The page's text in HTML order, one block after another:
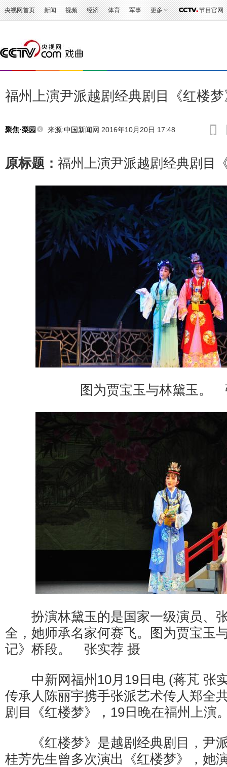
央视网首页 新闻 视频 经济 体育 军事 更多 节目官网
福州上演尹派越剧经典剧目《红楼梦
聚焦·梨园 来源:中国新闻网 2016年10月20日 17:48
原标题： 福州上演尹派越剧经典剧目
图为贾宝玉与林黛玉。
扮演林黛玉的是国家一级演员、
全，她师承名家何赛飞。图为贾宝玉
记》桥段。 张实荐 摄
中新网福州10月19日电 (蒋芃 张
传承人陈丽宇携手张派艺术传人郑全
剧目《红楼梦》，19日晚在福州上演
《红楼梦》是越剧经典剧目，尹
桂芳先生曾多次演出《红楼梦》，她